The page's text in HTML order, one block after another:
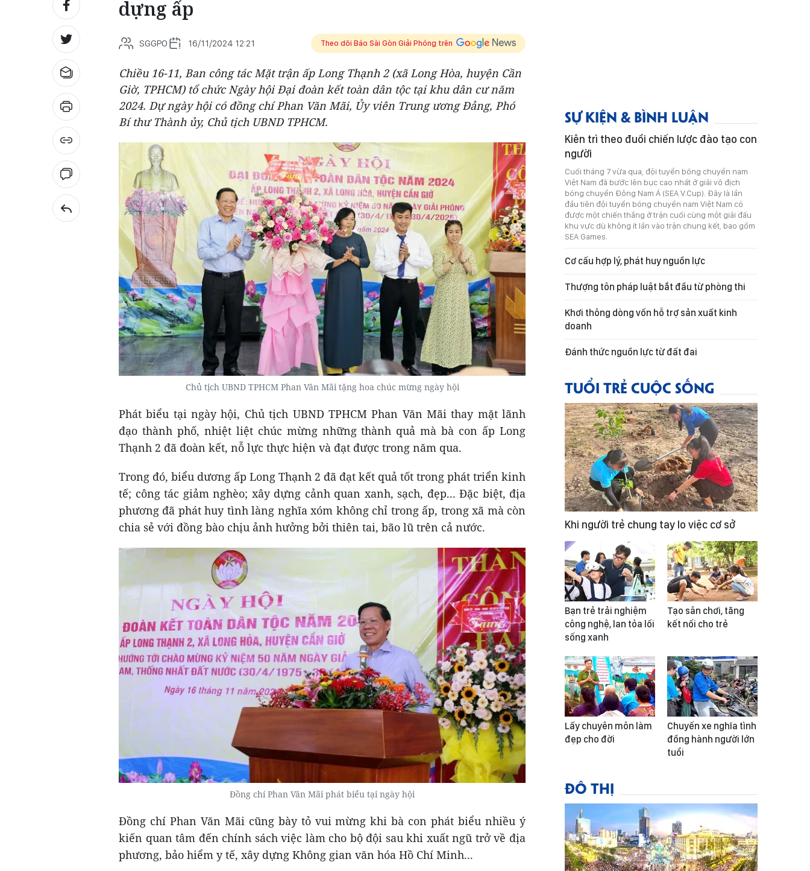
dựng ấp
SGGPO 16/11/2024 12:21 Theo dõi Báo Sài Gòn Giải Phóng trên
Chiều 16-11, Ban công tác Mặt trận ấp Long Thạnh 2 (xã Long Hòa, huyện Cần
Giờ, TPHCM) tổ chức Ngày hội Đại đoàn kết toàn dân tộc tại khu dân cư năm
2024. Dự ngày hội có đồng chí Phan Văn Mãi, Ủy viên Trung ương Đảng, Phó
Bí thư Thành ủy, Chủ tịch UBND TPHCM.
Chủ tịch UBND TPHCM Phan Văn Mãi tặng hoa chúc mừng ngày hội
Phát biểu tại ngày hội, Chủ tịch UBND TPHCM Phan Văn Mãi thay mặt lãnh
đạo thành phố, nhiệt liệt chúc mừng những thành quả mà bà con ấp Long
Thạnh 2 đã đoàn kết, nỗ lực thực hiện và đạt được trong năm qua.
Trong đó, biểu dương ấp Long Thạnh 2 đã đạt kết quả tốt trong phát triển kinh
tế; công tác giảm nghèo; xây dựng cảnh quan xanh, sạch, đẹp... Đặc biệt, địa
phương đã phát huy tình làng nghĩa xóm không chỉ trong ấp, trong xã mà còn
chia sẻ với đồng bào chịu ảnh hưởng bởi thiên tai, bão lũ trên cả nước.
Đồng chí Phan Văn Mãi phát biểu tại ngày hội
Đồng chí Phan Văn Mãi cũng bày tỏ vui mừng khi bà con phát biểu nhiều ý
kiến quan tâm đến chính sách việc làm cho bộ đội sau khi xuất ngũ trở về địa
phương, bảo hiểm y tế, xây dựng Không gian văn hóa Hồ Chí Minh...
SỰ KIỆN & BÌNH LUẬN
Kiên trì theo đuổi chiến lược đào tạo con
người
Cuối tháng 7 vừa qua, đội tuyển bóng chuyền nam
Việt Nam đã bước lên bục cao nhất ở giải vô địch
bóng chuyền Đông Nam Á (SEA V.Cup). Đây là lần
đầu tiên đội tuyển bóng chuyền nam Việt Nam có
được một chiến thắng ở trận cuối cùng một giải đấu
khu vực dù không ít lần vào trận chung kết, bao gồm
SEA Games.
Cơ cấu hợp lý, phát huy nguồn lực
Thượng tôn pháp luật bắt đầu từ phòng thi
Khơi thông dòng vốn hỗ trợ sản xuất kinh
doanh
Đánh thức nguồn lực từ đất đai
TUỔI TRẺ CUỘC SỐNG
Khi người trẻ chung tay lo việc cơ sở
Bạn trẻ trải nghiệm
công nghệ, lan tỏa lối
sống xanh
Tạo sân chơi, tăng
kết nối cho trẻ
Lấy chuyên môn làm
đẹp cho đời
Chuyến xe nghĩa tình
đồng hành người lớn
tuổi
ĐÔ THỊ